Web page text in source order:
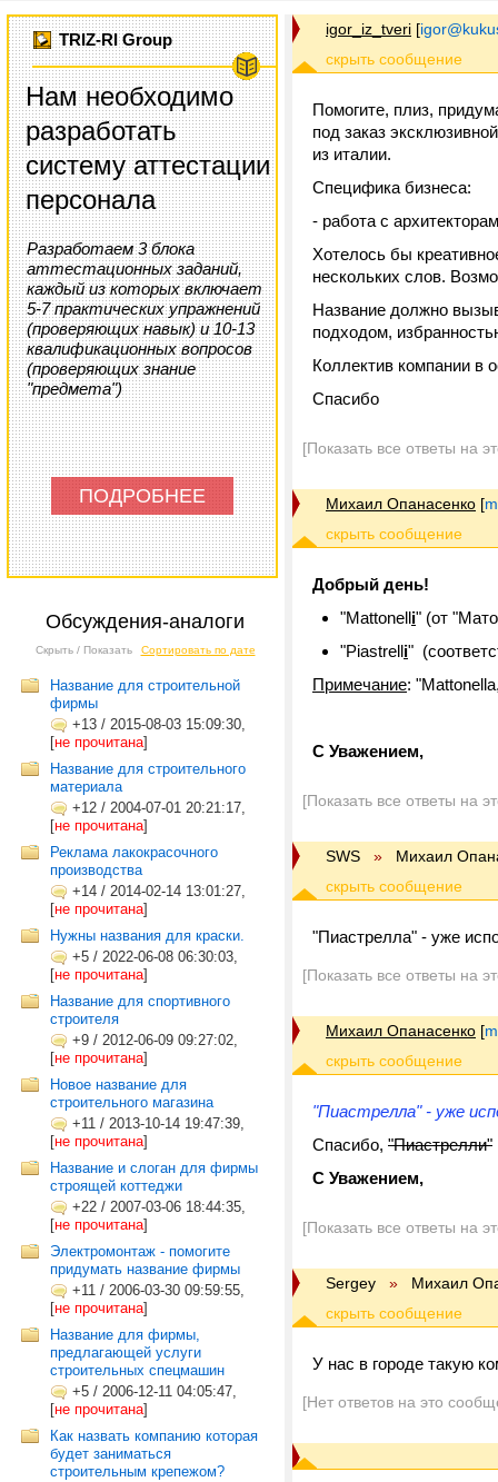
TRIZ-RI Group
Нам необходимо
разработать
систему аттестации
персонала
Разработаем 3 блока
аттестационных заданий,
каждый из которых включает
5-7 практических упражнений
(проверяющих навык) и 10-13
квалификационных вопросов
(проверяющих знание
"предмета")
ПОДРОБНЕЕ
Обсуждения-аналоги
Скрыть / Показать Сортировать по дате
Название для строительной
фирмы
+13 / 2015-08-03 15:09:30,
[не прочитана]
Название для строительного
материала
+12 / 2004-07-01 20:21:17,
[не прочитана]
Реклама лакокрасочного
производства
+14 / 2014-02-14 13:01:27,
[не прочитана]
Нужны названия для краски.
+5 / 2022-06-08 06:30:03,
[не прочитана]
Название для спортивного
строителя
+9 / 2012-06-09 09:27:02,
[не прочитана]
Новое название для
строительного магазина
+11 / 2013-10-14 19:47:39,
[не прочитана]
Название и слоган для фирмы
строящей коттеджи
+22 / 2007-03-06 18:44:35,
[не прочитана]
Электромонтаж - помогите
придумать название фирмы
+11 / 2006-03-30 09:59:55,
[не прочитана]
Название для фирмы,
предлагающей услуги
строительных спецмашин
+5 / 2006-12-11 04:05:47,
[не прочитана]
Как назвать компанию которая
будет заниматься
строительным крепежом?
igor_iz_tveri [
Помогите, плиз,
под заказ
из италии.
Специфика бизнеса:
- работа с
Хотелось бы
нескольких слов.
Название должно
подходом,
Коллектив компании в
Спасибо
[Показать все ответы на
Михаил Опанасенко [
Добрый день!
"Mattonelli" (от
"Piastrelli"
Примечание:
С Уважением,
[Показать все ответы на
SWS » Михаил
"Пиастрелла" - уже
[Показать все ответы на
Михаил Опанасенко [
"Пиастрелла" - уже
Спасибо, "Пиастрелли"
С Уважением,
[Показать все ответы на
Sergey » Михаил
У нас в городе такую
[Нет ответов на это